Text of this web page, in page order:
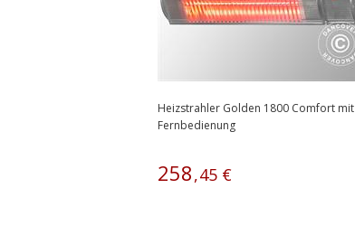
Heizstrahler Golden 1800 Comfort mit
Fernbedienung
258,45 €